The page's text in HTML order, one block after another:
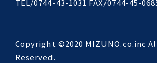
TEL/0744-43-1031 FAX/0744-45-
Copyright ©2020 MIZUNO.co.inc
Reserved.